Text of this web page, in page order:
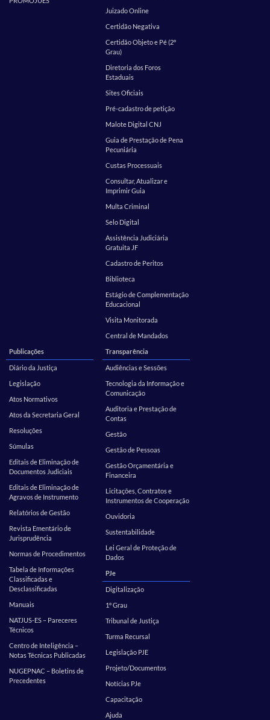
Juizado Online
Certidão Negativa
Certidão Objeto e Pé (2º
Grau)
Diretoria dos Foros
Estaduais
Sites Oficiais
Pré-cadastro de petição
Malote Digital CNJ
Guia de Prestação de Pena
Pecuniária
Custas Processuais
Consultar, Atualizar e
Imprimir Guia
Multa Criminal
Selo Digital
Assistência Judiciária
Gratuita JF
Cadastro de Peritos
Biblioteca
Estágio de Complementação
Educacional
Visita Monitorada
Central de Mandados
Publicações
Diário da Justiça
Legislação
Atos Normativos
Atos da Secretaria Geral
Resoluções
Súmulas
Editais de Eliminação de
Documentos Judiciais
Editais de Eliminação de
Agravos de Instrumento
Relatórios de Gestão
Revista Ementário de
Jurisprudência
Normas de Procedimentos
Tabela de Informações
Classificadas e
Desclassificadas
Manuais
NATJUS-ES – Pareceres
Técnicos
Centro de Inteligência –
Notas Técnicas Publicadas
NUGEPNAC – Boletins de
Precedentes
Transparência
Audiências e Sessões
Tecnologia da Informação e
Comunicação
Auditoria e Prestação de
Contas
Gestão
Gestão de Pessoas
Gestão Orçamentária e
Financeira
Licitações, Contratos e
Instrumentos de Cooperação
Ouvidoria
Sustentabilidade
Lei Geral de Proteção de
Dados
PJe
Digitalização
1º Grau
Tribunal de Justiça
Turma Recursal
Legislação PJE
Projeto/Documentos
Notícias PJe
Capacitação
Ajuda